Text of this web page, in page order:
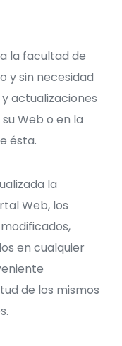
la facultad de
y sin necesidad
actualizaciones
Web o en la
ésta.
la
Web, los
en cualquier
de los mismos